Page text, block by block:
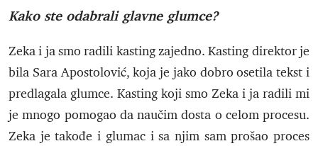
Kako ste odabrali glavne glumce?
Zeka i ja smo radili kasting zajedno. Kasting direktor je
bila Sara Apostolović, koja je jako dobro osetila tekst i
predlagala glumce. Kasting koji smo Zeka i ja radili mi
je mnogo pomogao da naučim dosta o celom procesu.
Zeka je takođe i glumac i sa njim sam prošao proces